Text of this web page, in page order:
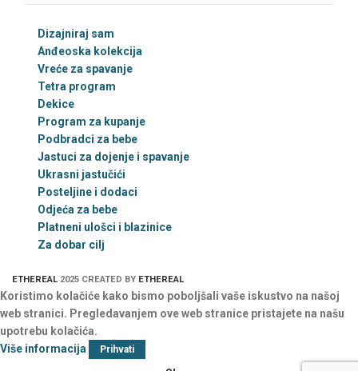
Dizajniraj sam
Anđeoska kolekcija
Vreće za spavanje
Tetra program
Dekice
Program za kupanje
Podbradci za bebe
Jastuci za dojenje i spavanje
Ukrasni jastučići
Posteljine i dodaci
Odjeća za bebe
Platneni ulošci i blazinice
Za dobar cilj
ETHEREAL 2025 CREATED BY ETHEREAL
Koristimo kolačiće kako bismo poboljšali vaše iskustvo na našoj
web stranici. Pregledavanjem ove web stranice pristajete na našu
upotrebu kolačića.
Više informacija
Prihvati